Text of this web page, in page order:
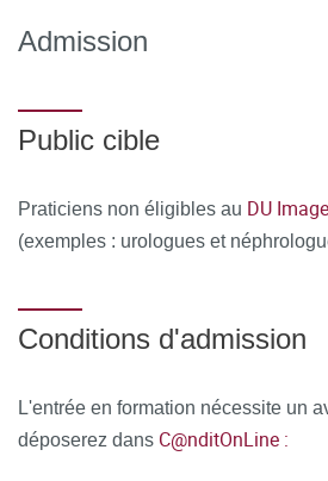
différents outils informatiques seront
d'échanger des fichiers, des
de communiquer simplement en
cours et des temps dédiés à la
L’ACTION ET D’EN APPRÉCIER
présence par demi-journée de
Responsable de la Formation émet
Admission
Public cible
Praticiens non éligibles au DU
(exemples : urologues et
Conditions d'admission
L'entrée en formation nécessite un
déposerez dans C@nditOnLine :